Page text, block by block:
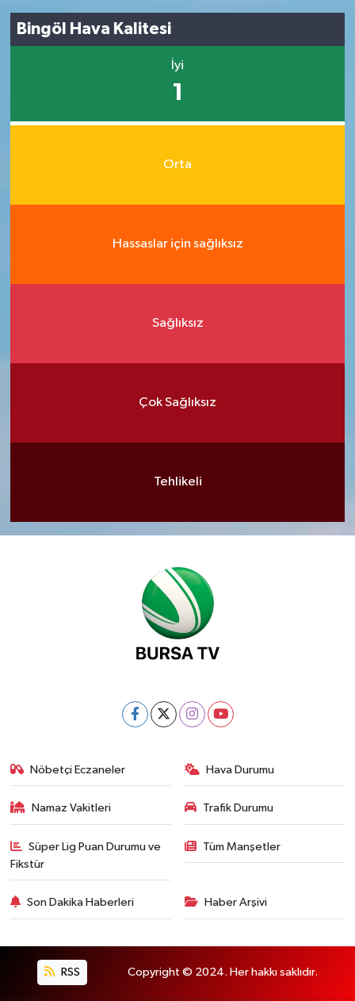
Bingöl Hava Kalitesi
İyi
1
Orta
Hassaslar için sağlıksız
Sağlıksız
Çok Sağlıksız
Tehlikeli
Nöbetçi Eczaneler Hava Durumu
Namaz Vakitleri Trafik Durumu
Süper Lig Puan Durumu ve
Fikstür
Tüm Manşetler
Son Dakika Haberleri Haber Arşivi
RSS Copyright © 2024. Her hakkı saklıdır.